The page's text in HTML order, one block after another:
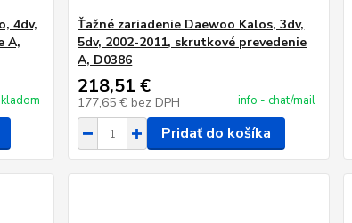
4dv,
A,
Ťažné zariadenie Daewoo Kalos, 3dv,
5dv, 2002-2011, skrutkové prevedenie
A, D0386
218,51 €
177,65 € bez DPH info - chat/mail
Pridať do košíka